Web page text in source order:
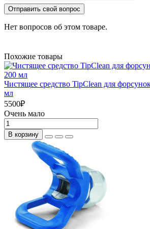
Отправить свой вопрос
Нет вопросов об этом товаре.
Похожие товары
Чистящее средство TipClean для
мл
5500₽
Очень мало
В корзину